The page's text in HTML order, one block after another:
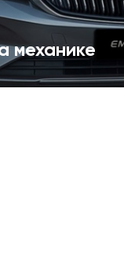
механике